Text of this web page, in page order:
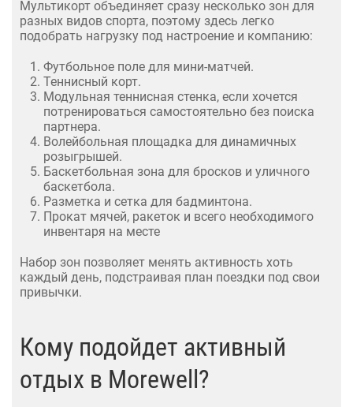
Мультикорт объединяет сразу несколько зон для
разных видов спорта, поэтому здесь легко
подобрать нагрузку под настроение и компанию:
Футбольное поле для мини-матчей.
Теннисный корт.
Модульная теннисная стенка, если хочется
потренироваться самостоятельно без поиска
партнера.
Волейбольная площадка для динамичных
розыгрышей.
Баскетбольная зона для бросков и уличного
баскетбола.
Разметка и сетка для бадминтона.
Прокат мячей, ракеток и всего необходимого
инвентаря на месте
Набор зон позволяет менять активность хоть
каждый день, подстраивая план поездки под свои
привычки.
Кому подойдет активный
отдых в Morewell?